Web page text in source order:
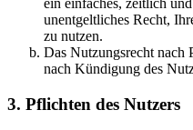
ein einfaches, zeitlich
unentgeltliches Recht,
zu nutzen.
Das Nutzungsrecht nach
nach Kündigung des
3. Pflichten des Nutzers